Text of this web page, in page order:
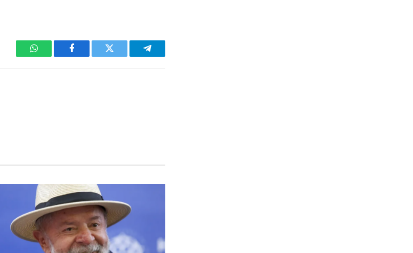
WhatsAppFacebook Twitter Telegram